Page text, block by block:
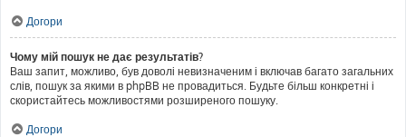
Догори
Чому мій пошук не дає результатів?
Ваш запит, можливо, був доволі невизначеним і включав багато загальних
слів, пошук за якими в phpBB не провадиться. Будьте більш конкретні і
скористайтесь можливостями розширеного пошуку.
Догори